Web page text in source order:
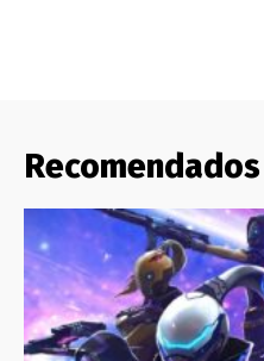
Recomendados